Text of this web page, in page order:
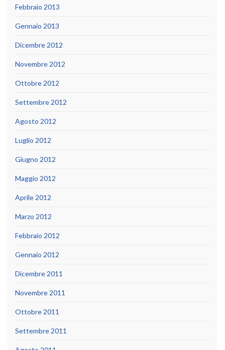
Febbraio 2013
Gennaio 2013
Dicembre 2012
Novembre 2012
Ottobre 2012
Settembre 2012
Agosto 2012
Luglio 2012
Giugno 2012
Maggio 2012
Aprile 2012
Marzo 2012
Febbraio 2012
Gennaio 2012
Dicembre 2011
Novembre 2011
Ottobre 2011
Settembre 2011